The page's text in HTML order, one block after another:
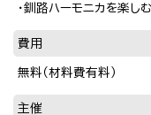
・釧路ハーモニカを楽
費用
無料（材料費有料）
主催